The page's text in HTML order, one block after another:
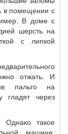
в помещении с
В доме с
шерсть на
с липкой
отжать. И
пальто на
гладят через
Однако такое
машине.